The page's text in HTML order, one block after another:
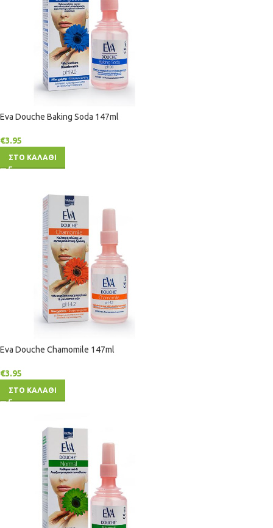
Eva Douche Baking Soda 147ml
€3.95
ΣΤΟ ΚΑΛΑΘΙ
Eva Douche Chamomile 147ml
€3.95
ΣΤΟ ΚΑΛΑΘΙ